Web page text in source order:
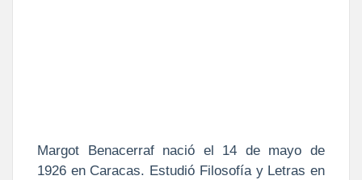
Margot Benacerraf nació el 14 de mayo de
1926 en Caracas. Estudió Filosofía y Letras en